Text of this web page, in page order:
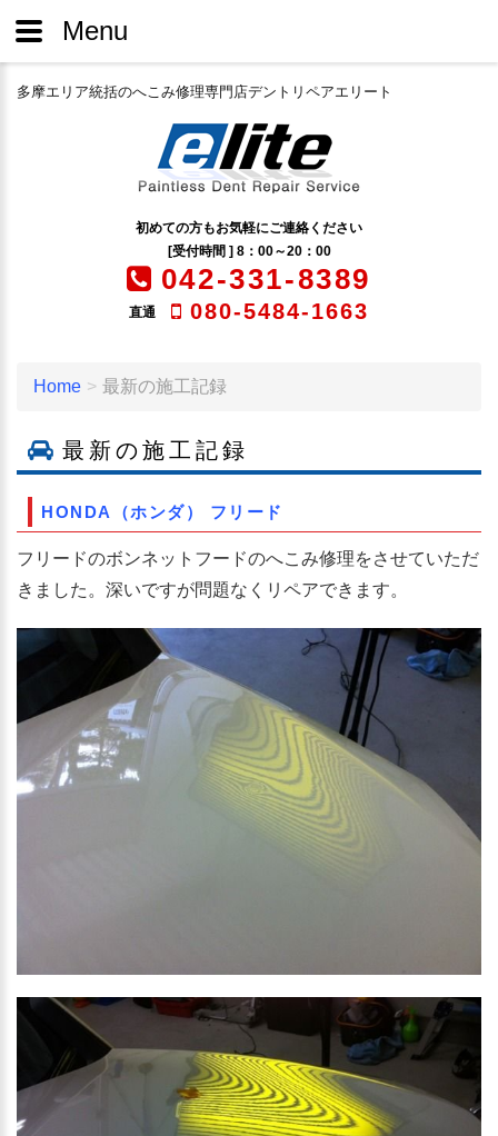
多摩エリア統括のへこみ修理専門店デントリペアエリート
初めての方もお気軽にご連絡ください
[受付時間 ] 8：00～20：00
042-331-8389
直通 080-5484-1663
Home 最新の施工記録
最新の施工記録
HONDA（ホンダ） フリード
フリードのボンネットフードのへこみ修理をさせていただ
きました。深いですが問題なくリペアできます。
Menu